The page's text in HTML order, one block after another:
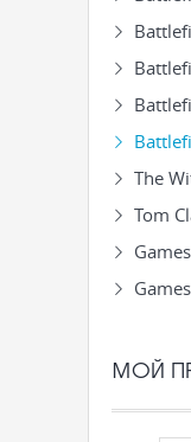
The
Tom
МОЙ